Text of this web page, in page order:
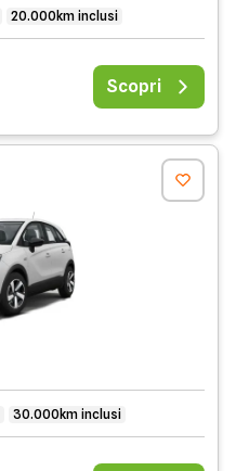
20.000km inclusi
Scopri
30.000km inclusi